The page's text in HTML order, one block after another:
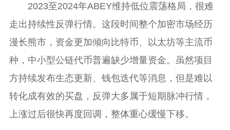
2023至2024年ABEY维持低位震荡格局，很难
走出持续性反弹行情。这段时间整个加密市场经历
漫长熊市，资金更加倾向比特币、以太坊等主流币
种，中小型公链代币普遍缺少增量资金。虽然项目
方持续发布生态更新、钱包迭代等消息，但是难以
转化成有效的买盘，反弹大多属于短期脉冲行情，
上涨过后很快再度回调，整体重心缓慢下移。